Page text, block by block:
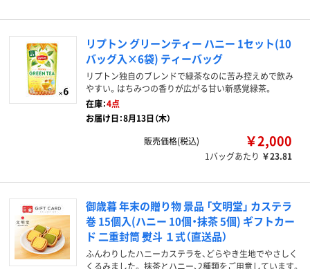
リプトン グリーンティー ハニー 1セット(10
バッグ入×6袋) ティーバッグ
リプトン独自のブレンドで緑茶なのに苦み控えめで飲み
やすい。はちみつの香りが広がる甘い新感覚緑茶。
在庫：4点
お届け日：8月13日（木）
販売価格(税込)
￥2,000
1バッグあたり ￥23.81
御歳暮 年末の贈り物 景品 「文明堂」 カステラ
巻 15個入(ハニー 10個・抹茶 5個) ギフトカー
ド 二重封筒 熨斗 １式（直送品）
ふんわりしたハニーカステラを、どらやき生地でやさしく
くるみました。 抹茶とハニー、2種類をご用意しています。